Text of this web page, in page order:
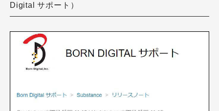
Digital サポート）